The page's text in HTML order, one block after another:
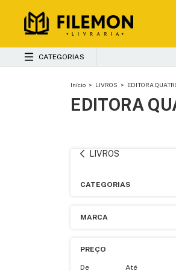
CATEGORIAS
Início > LIVROS > EDITORA
EDITORA
LIVROS
CATEGORIAS
MARCA
PREÇO
De Até